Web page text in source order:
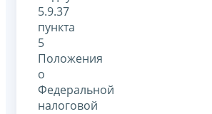
5.9.37
пункта
5
Положения
о
Федеральной
налоговой